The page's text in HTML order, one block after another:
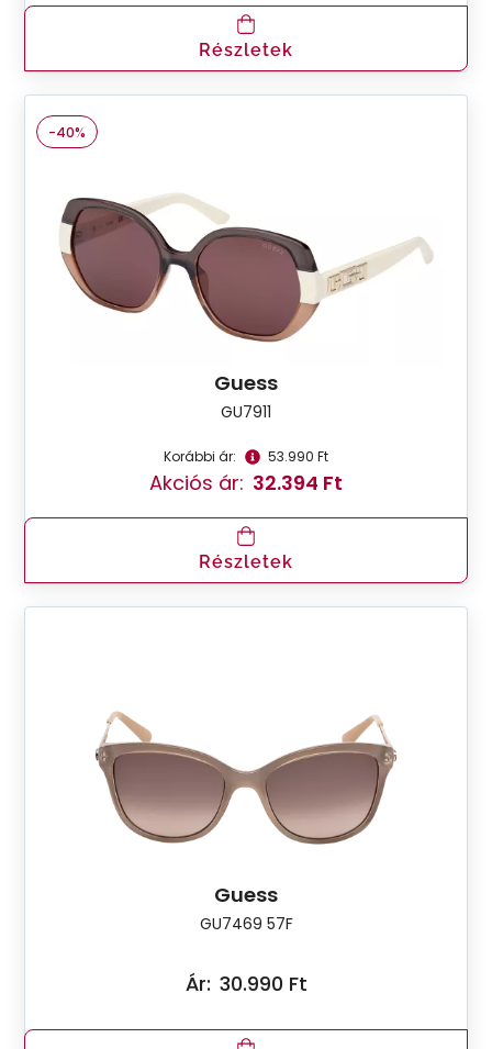
Részletek
-40%
Guess
GU7911
Korábbi ár: 53.990 Ft
Akciós ár: 32.394 Ft
Részletek
Guess
GU7469 57F
Ár: 30.990 Ft